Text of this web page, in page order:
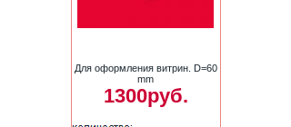
Для оформления витрин. D=60
mm
1300руб.